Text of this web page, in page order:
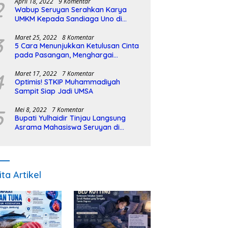
Wabup Seruyan Serahkan Karya
UMKM Kepada Sandiaga Uno di
Maret 25, 2022 8 Komentar
5 Cara Menunjukkan Ketulusan Cinta
pada Pasangan, Menghargai
Maret 17, 2022 7 Komentar
Optimis! STKIP Muhammadiyah
Sampit Siap Jadi UMSA
Mei 8, 2022 7 Komentar
Bupati Yulhaidir Tinjau Langsung
Asrama Mahasiswa Seruyan di
Artikel